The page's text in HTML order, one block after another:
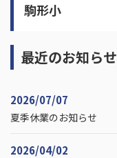
駒形小
最近のお知らせ
2026/07/07
夏季休業のお知らせ
2026/04/02